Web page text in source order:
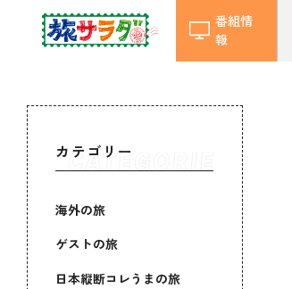
番組情
報
カテゴリー
海外の旅
ゲストの旅
日本縦断コレうまの旅